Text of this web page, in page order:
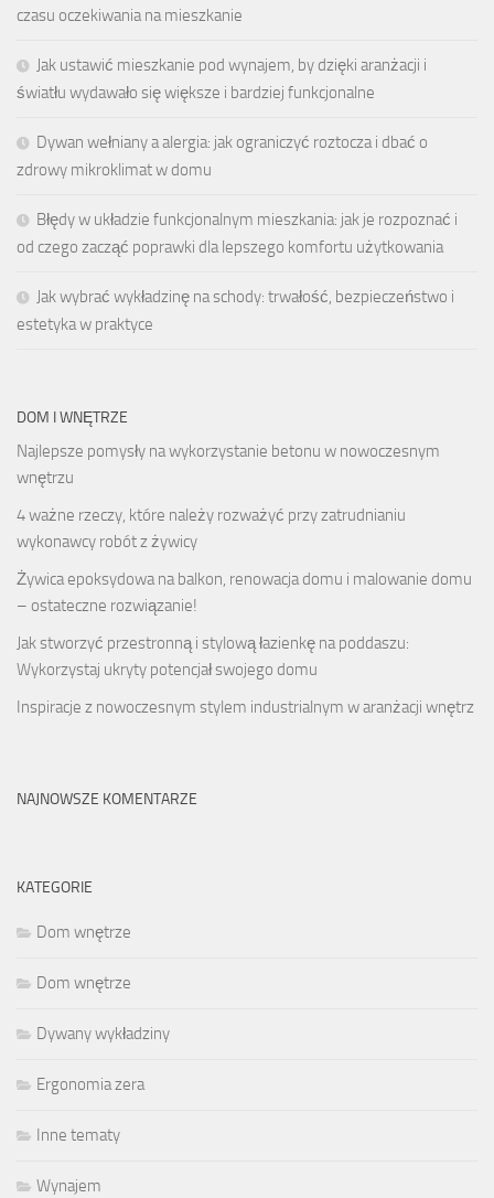
czasu oczekiwania na mieszkanie
Jak ustawić mieszkanie pod wynajem, by dzięki aranżacji i
światłu wydawało się większe i bardziej funkcjonalne
Dywan wełniany a alergia: jak ograniczyć roztocza i dbać o
zdrowy mikroklimat w domu
Błędy w układzie funkcjonalnym mieszkania: jak je rozpoznać i
od czego zacząć poprawki dla lepszego komfortu użytkowania
Jak wybrać wykładzinę na schody: trwałość, bezpieczeństwo i
estetyka w praktyce
DOM I WNĘTRZE
Najlepsze pomysły na wykorzystanie betonu w nowoczesnym
wnętrzu
4 ważne rzeczy, które należy rozważyć przy zatrudnianiu
wykonawcy robót z żywicy
Żywica epoksydowa na balkon, renowacja domu i malowanie domu
– ostateczne rozwiązanie!
Jak stworzyć przestronną i stylową łazienkę na poddaszu:
Wykorzystaj ukryty potencjał swojego domu
Inspiracje z nowoczesnym stylem industrialnym w aranżacji wnętrz
NAJNOWSZE KOMENTARZE
KATEGORIE
Dom wnętrze
Dom wnętrze
Dywany wykładziny
Ergonomia zera
Inne tematy
Wynajem